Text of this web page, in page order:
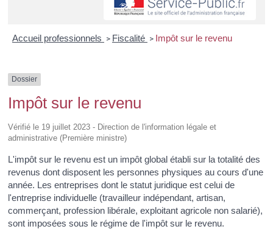
Accueil professionnels > Fiscalité > Impôt sur le revenu
Dossier
Impôt sur le revenu
Vérifié le 19 juillet 2023 - Direction de l'information légale et
administrative (Première ministre)
L'impôt sur le revenu est un impôt global établi sur la totalité des
revenus dont disposent les personnes physiques au cours d'une
année. Les entreprises dont le statut juridique est celui de
l'entreprise individuelle (travailleur indépendant, artisan,
commerçant, profession libérale, exploitant agricole non salarié),
sont imposées sous le régime de l'impôt sur le revenu.